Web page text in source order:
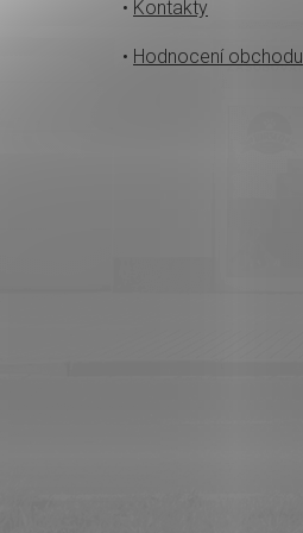
• Kontakty
• Hodnocení obchodu